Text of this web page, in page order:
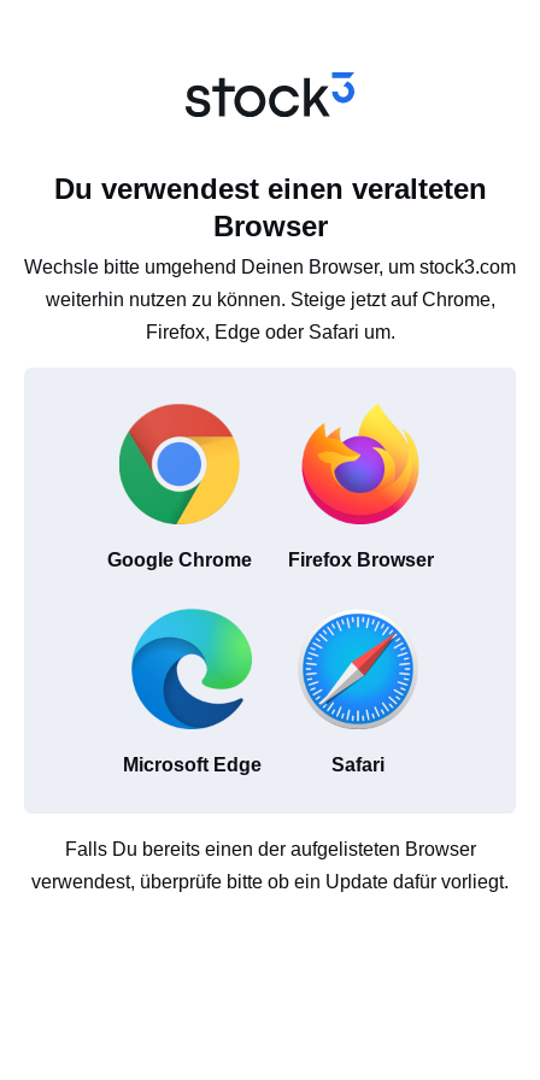
Du verwendest einen veralteten
Browser
Wechsle bitte umgehend Deinen Browser, um stock3.com
weiterhin nutzen zu können. Steige jetzt auf Chrome,
Firefox, Edge oder Safari um.
Google Chrome Firefox Browser
Microsoft Edge Safari
Falls Du bereits einen der aufgelisteten Browser
verwendest, überprüfe bitte ob ein Update dafür vorliegt.